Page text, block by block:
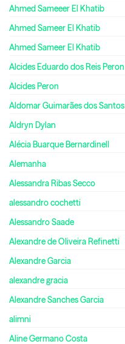
Ahmed Sameeer El Khatib
Ahmed Sameer El Khatib
Ahmed Sameer El Khatib
Alcides Eduardo dos Reis Peron
Alcides Peron
Aldomar Guimarães dos Santos
Aldryn Dylan
Alécia Buarque Bernardinell
Alemanha
Alessandra Ribas Secco
alessandro cochetti
Alessandro Saade
Alexandre de Oliveira Refinetti
Alexandre Garcia
alexandre gracia
Alexandre Sanches Garcia
alimni
Aline Germano Costa